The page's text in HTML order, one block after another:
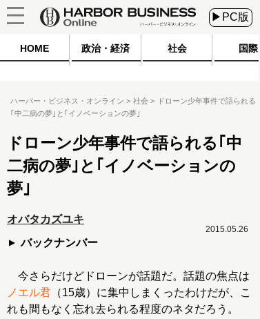
▶PC版
HOME 政治・経済 社会 国際
ハーバー・ビジネス・オンライン 社会
ドローン少年事件で語られる
｢中二病の夢｣と｢イノベーションの夢｣
ドローン少年事件で語られる｢中
二病の夢｣と｢イノベーションの
夢｣
オバタカズユキ
バックナンバー
2015.05.26
今さらだけどドローンが話題だ。話題の焦点は
ノエル君 （15歳）に集中しまくったわけだが、こ
れも間もなく忘れ去られる程度のネタだろう。